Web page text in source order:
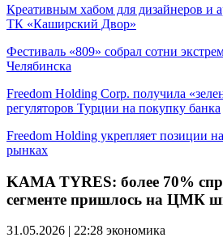
Креативным хабом для дизайнеров и
ТК «Каширский Двор»
Фестиваль «809» собрал сотни
Челябинска
Freedom Holding Corp. получила
регуляторов Турции на покупку банка
Freedom Holding укрепляет позиции
рынках
KAMA TYRES: более 70%
сегменте пришлось на ЦМК
31.05.2026 | 22:28 экономика